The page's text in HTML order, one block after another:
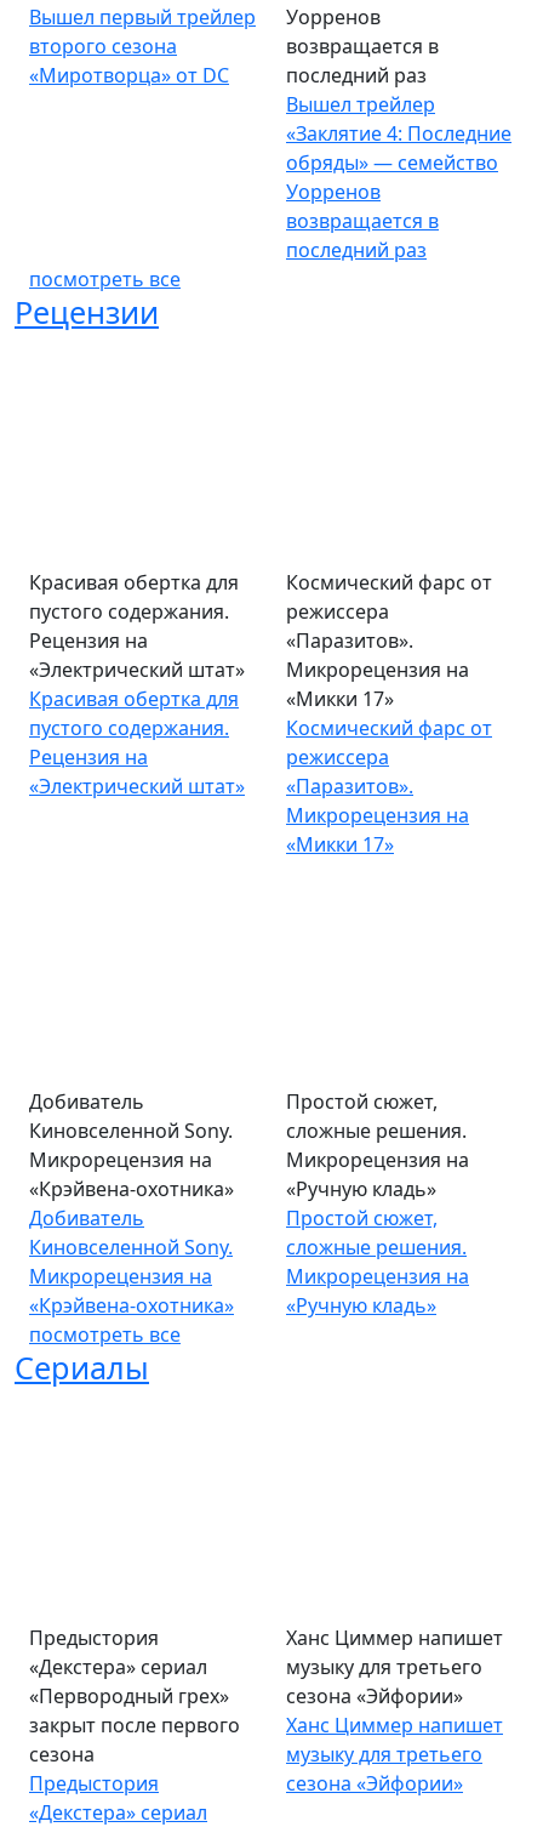
Вышел первый трейлер
второго сезона
«Миротворца» от DC
Уорренов
возвращается в
последний раз
Вышел трейлер
«Заклятие 4: Последние
обряды» — семейство
Уорренов
возвращается в
последний раз
посмотреть все
Рецензии
Красивая обертка для
пустого содержания.
Рецензия на
«Электрический штат»
Красивая обертка для
пустого содержания.
Рецензия на
«Электрический штат»
Космический фарс от
режиссера
«Паразитов».
Микрорецензия на
«Микки 17»
Космический фарс от
режиссера
«Паразитов».
Микрорецензия на
«Микки 17»
Добиватель
Киновселенной Sony.
Микрорецензия на
«Крэйвена-охотника»
Добиватель
Киновселенной Sony.
Микрорецензия на
«Крэйвена-охотника»
Простой сюжет,
сложные решения.
Микрорецензия на
«Ручную кладь»
Простой сюжет,
сложные решения.
Микрорецензия на
«Ручную кладь»
посмотреть все
Сериалы
Предыстория
«Декстера» сериал
«Первородный грех»
закрыт после первого
сезона
Предыстория
«Декстера» сериал
Ханс Циммер напишет
музыку для третьего
сезона «Эйфории»
Ханс Циммер напишет
музыку для третьего
сезона «Эйфории»